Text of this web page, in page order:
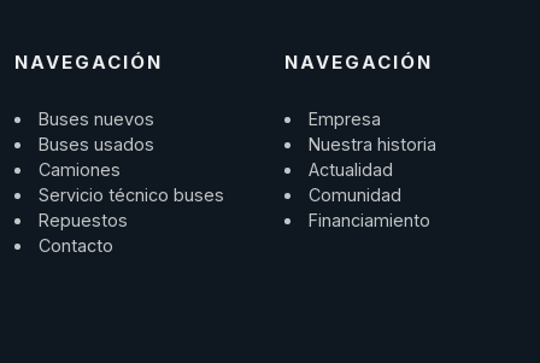
NAVEGACIÓN
Buses nuevos
Buses usados
Camiones
Servicio técnico buses
Repuestos
Contacto
NAVEGACIÓN
Empresa
Nuestra historia
Actualidad
Comunidad
Financiamiento